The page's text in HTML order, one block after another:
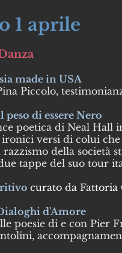
1 aprile
made in USA
Piccolo,
peso di essere Nero
poetica di Neal Hall
versi di colui
della società
tappe del suo tour
curato da Fattoria
d'Amore
poesie di e con Pier